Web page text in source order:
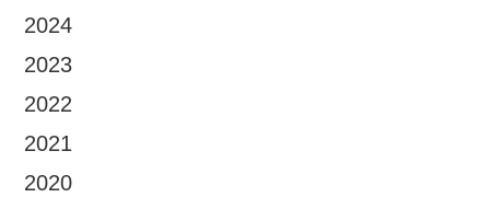
2024
2023
2022
2021
2020